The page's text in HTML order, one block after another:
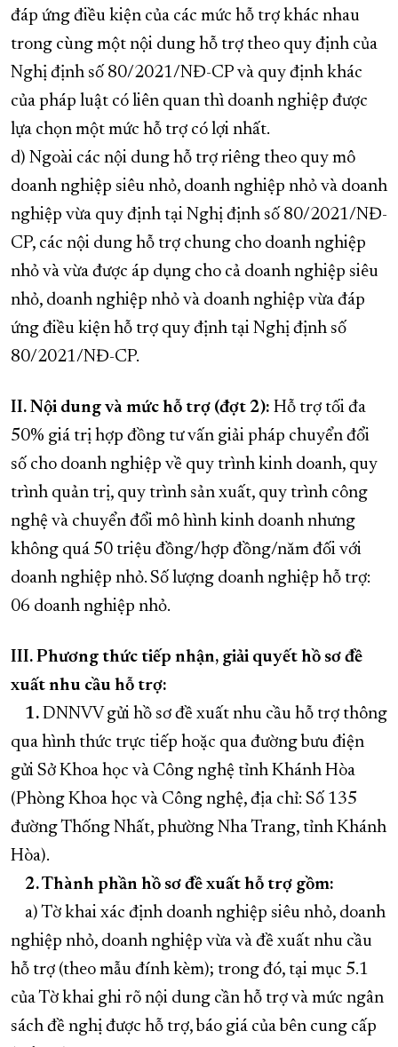
đáp ứng điều kiện của các mức hỗ trợ khác nhau
trong cùng một nội dung hỗ trợ theo quy định của
Nghị định số 80/2021/NĐ-CP và quy định khác
của pháp luật có liên quan thì doanh nghiệp được
lựa chọn một mức hỗ trợ có lợi nhất.
d) Ngoài các nội dung hỗ trợ riêng theo quy mô
doanh nghiệp siêu nhỏ, doanh nghiệp nhỏ và doanh
nghiệp vừa quy định tại Nghị định số 80/2021/NĐ-
CP, các nội dung hỗ trợ chung cho doanh nghiệp
nhỏ và vừa được áp dụng cho cả doanh nghiệp siêu
nhỏ, doanh nghiệp nhỏ và doanh nghiệp vừa đáp
ứng điều kiện hỗ trợ quy định tại Nghị định số
80/2021/NĐ-CP.
II. Nội dung và mức hỗ trợ (đợt 2): Hỗ trợ tối đa
50% giá trị hợp đồng tư vấn giải pháp chuyển đổi
số cho doanh nghiệp về quy trình kinh doanh, quy
trình quản trị, quy trình sản xuất, quy trình công
nghệ và chuyển đổi mô hình kinh doanh nhưng
không quá 50 triệu đồng/hợp đồng/năm đối với
doanh nghiệp nhỏ. Số lượng doanh nghiệp hỗ trợ:
06 doanh nghiệp nhỏ.
III. Phương thức tiếp nhận, giải quyết hồ sơ đề
xuất nhu cầu hỗ trợ:
1. DNNVV gửi hồ sơ đề xuất nhu cầu hỗ trợ thông
qua hình thức trực tiếp hoặc qua đường bưu điện
gửi Sở Khoa học và Công nghệ tỉnh Khánh Hòa
(Phòng Khoa học và Công nghệ, địa chỉ: Số 135
đường Thống Nhất, phường Nha Trang, tỉnh Khánh
Hòa).
2. Thành phần hồ sơ đề xuất hỗ trợ gồm:
a) Tờ khai xác định doanh nghiệp siêu nhỏ, doanh
nghiệp nhỏ, doanh nghiệp vừa và đề xuất nhu cầu
hỗ trợ (theo mẫu đính kèm); trong đó, tại mục 5.1
của Tờ khai ghi rõ nội dung cần hỗ trợ và mức ngân
sách đề nghị được hỗ trợ, báo giá của bên cung cấp